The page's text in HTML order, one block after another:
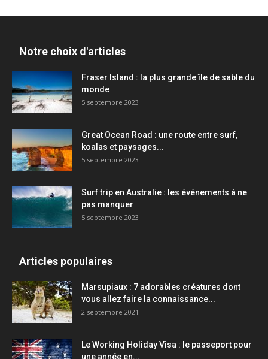
Notre choix d'articles
Fraser Island : la plus grande île de sable du
monde
5 septembre 2023
Great Ocean Road : une route entre surf,
koalas et paysages...
5 septembre 2023
Surf trip en Australie : les événements à ne
pas manquer
5 septembre 2023
Articles populaires
Marsupiaux : 7 adorables créatures dont
vous allez faire la connaissance...
2 septembre 2021
Le Working Holiday Visa : le passeport pour
une année en...